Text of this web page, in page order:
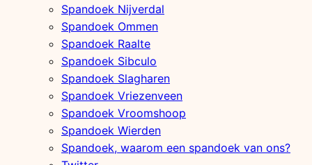
Spandoek Nijverdal
Spandoek Ommen
Spandoek Raalte
Spandoek Sibculo
Spandoek Slagharen
Spandoek Vriezenveen
Spandoek Vroomshoop
Spandoek Wierden
Spandoek, waarom een spandoek van ons?